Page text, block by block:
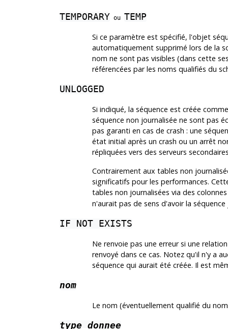
TEMPORARY ou TEMP
Si ce paramètre est spécifié, l'objet
automatiquement supprimé lors de la
nom ne sont pas visibles (dans cette
référencées par les noms qualifiés du
UNLOGGED
Si indiqué, la séquence est créée
séquence non journalisée ne sont pas
pas garanti en cas de crash : une
état initial après un crash ou un arrêt
répliquées vers des serveurs
Contrairement aux tables non
significatifs pour les performances.
tables non journalisées via des
n'aurait pas de sens d'avoir la
IF NOT EXISTS
Ne renvoie pas une erreur si une
renvoyé dans ce cas. Notez qu'il n'y a
séquence qui aurait été créée. Il est
nom
Le nom (éventuellement qualifié du
type_donnee